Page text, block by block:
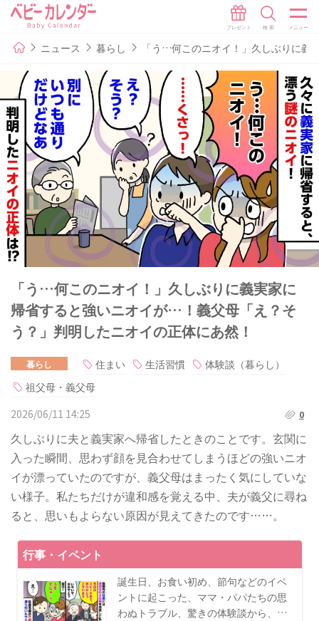
ニュース 暮らし 「う…何このニオイ！」久しぶりに
「う…何このニオイ！」久しぶりに義実家に
帰省すると強いニオイが…！義父母「え？そ
う？」判明したニオイの正体にあ然！
暮らし 住まい 生活習慣
体験談（暮らし）
祖父母・義父母
2026/06/11 14:25
0
久しぶりに夫と義実家へ帰省したときのことです。玄関に
入った瞬間、思わず顔を見合わせてしまうほどの強いニオ
イが漂っていたのですが、義父母はまったく気にしていな
い様子。私たちだけが違和感を覚える中、夫が義父に尋ね
ると、思いもよらない原因が見えてきたのです……。
行事・イベント
誕生日、お食い初め、節句などのイベ
ントに起こった、ママ・パパたちの思
わぬトラブル、驚きの体験談から、…